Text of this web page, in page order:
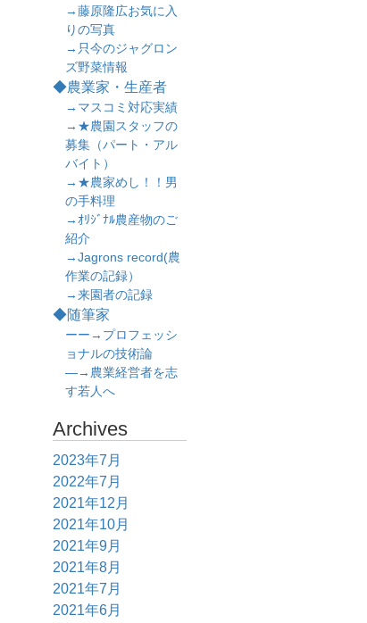
→藤原隆広お気に入
りの写真
→只今のジャグロン
ズ野菜情報
◆農業家・生産者
→マスコミ対応実績
→★農園スタッフの
募集（パート・アル
バイト）
→★農家めし！！男
の手料理
→ｵﾘｼﾞﾅﾙ農産物のご
紹介
→Jagrons record(農
作業の記録）
→来園者の記録
◆随筆家
ーー→プロフェッシ
ョナルの技術論
―→農業経営者を志
す若人へ
Archives
2023年7月
2022年7月
2021年12月
2021年10月
2021年9月
2021年8月
2021年7月
2021年6月